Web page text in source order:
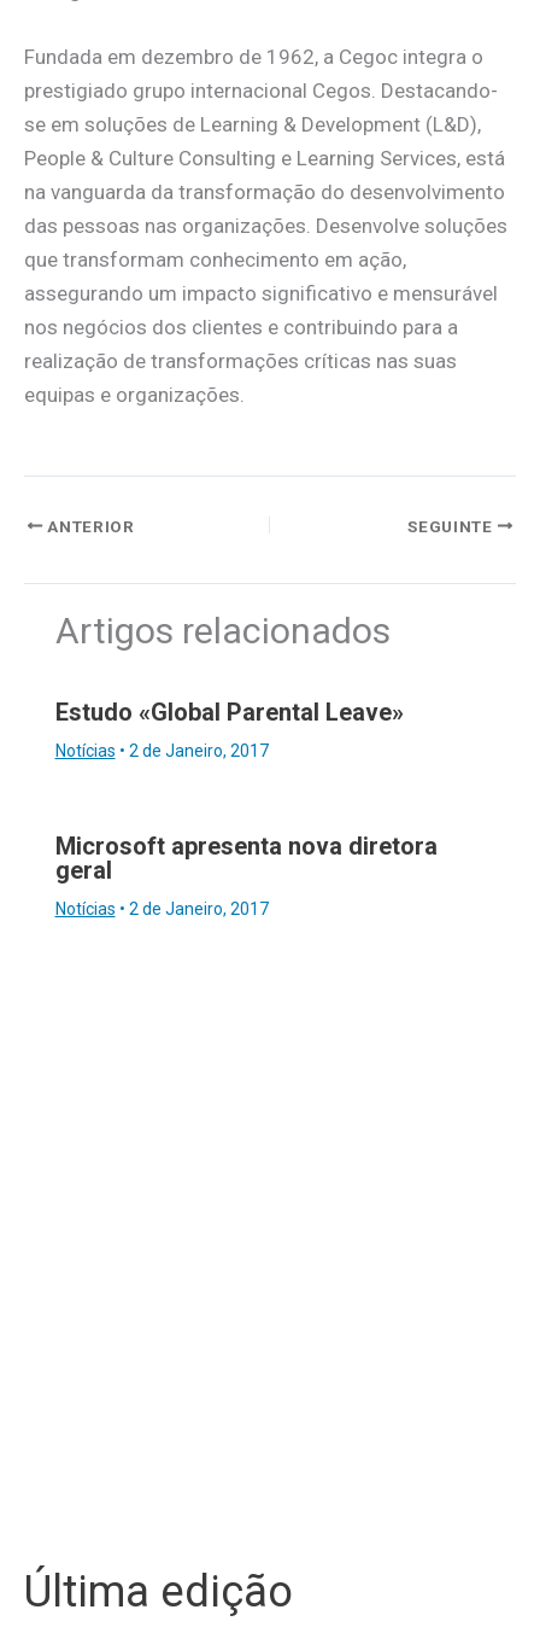
Fundada em dezembro de 1962, a Cegoc integra o
prestigiado grupo internacional Cegos. Destacando-
se em soluções de Learning & Development (L&D),
People & Culture Consulting e Learning Services, está
na vanguarda da transformação do desenvolvimento
das pessoas nas organizações. Desenvolve soluções
que transformam conhecimento em ação,
assegurando um impacto significativo e mensurável
nos negócios dos clientes e contribuindo para a
realização de transformações críticas nas suas
equipas e organizações.
ANTERIOR SEGUINTE
Artigos relacionados
Estudo «Global Parental Leave»
Notícias • 2 de Janeiro, 2017
Microsoft apresenta nova diretora
geral
Notícias • 2 de Janeiro, 2017
Última edição